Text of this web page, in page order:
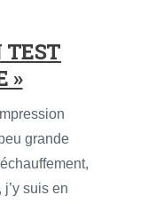
TEST
»
grande
suis en